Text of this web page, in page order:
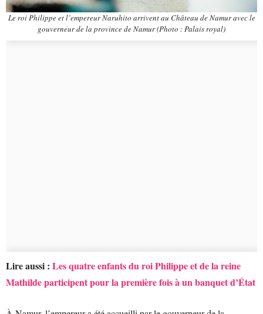
Le roi Philippe et l’empereur Naruhito arrivent au Château de Namur avec le
gouverneur de la province de Namur (Photo : Palais royal)
Lire aussi : Les quatre enfants du roi Philippe et de la reine
Mathilde participent pour la première fois à un banquet d’État